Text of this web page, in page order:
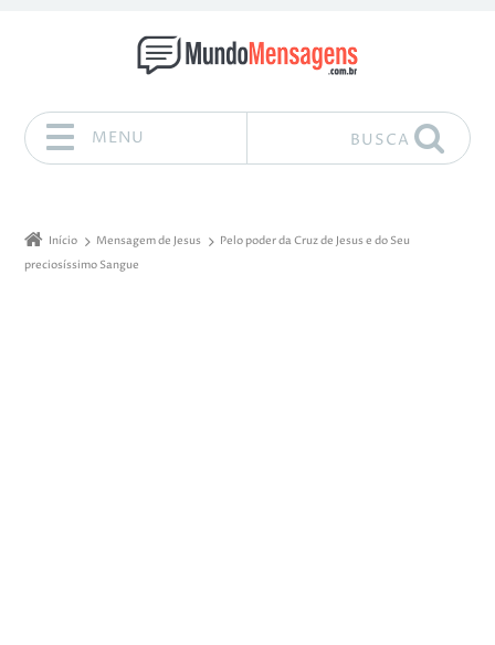
MENU BUSCA
Início Mensagem de Jesus
Pelo poder da Cruz de Jesus e do Seu
preciosíssimo Sangue